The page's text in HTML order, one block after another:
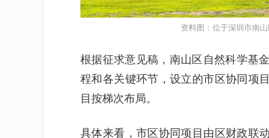
资料图：位于深圳市南
根据征求意见稿，南山区自然科学基
程和各关键环节，设立的市区协同项
目按梯次布局。
具体来看，市区协同项目由区财政联